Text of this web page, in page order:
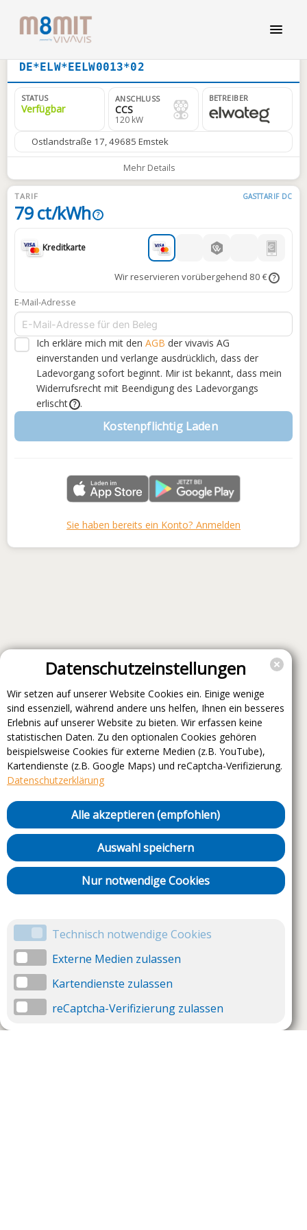
DE*ELW*EELW0013*02
STATUS
Verfügbar
ANSCHLUSS
CCS
120 kW
BETREIBER
Ostlandstraße 17, 49685 Emstek
Mehr Details
TARIF GASTTARIF DC
79 ct/kWh ?
Kreditkarte
Wir reservieren vorübergehend 80 € ?
E-Mail-Adresse
Ich erkläre mich mit den AGB der vivavis AG
einverstanden und verlange ausdrücklich, dass der
Ladevorgang sofort beginnt. Mir ist bekannt, dass mein
Widerrufsrecht mit Beendigung des Ladevorgangs
erlischt
? .
Kostenpflichtig Laden
Sie haben bereits ein Konto? Anmelden
Datenschutzeinstellungen
Wir setzen auf unserer Website Cookies ein. Einige wenige
sind essenziell, während andere uns helfen, Ihnen ein besseres
Erlebnis auf unserer Website zu bieten. Wir erfassen keine
statistischen Daten. Zu den optionalen Cookies gehören
beispielsweise Cookies für externe Medien (z.B. YouTube),
Kartendienste (z.B. Google Maps) und reCaptcha-Verifizierung.
Datenschutzerklärung
Alle akzeptieren (empfohlen)
Auswahl speichern
Nur notwendige Cookies
Technisch notwendige Cookies
Externe Medien zulassen
Kartendienste zulassen
reCaptcha-Verifizierung zulassen